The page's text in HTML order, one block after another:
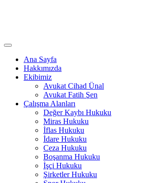
Ana Sayfa
Hakkımızda
Ekibimiz
Avukat Cihad Ünal
Avukat Fatih Şen
Çalışma Alanları
Değer Kaybı Hukuku
Miras Hukuku
İflas Hukuku
İdare Hukuku
Ceza Hukuku
Boşanma Hukuku
İşçi Hukuku
Şirketler Hukuku